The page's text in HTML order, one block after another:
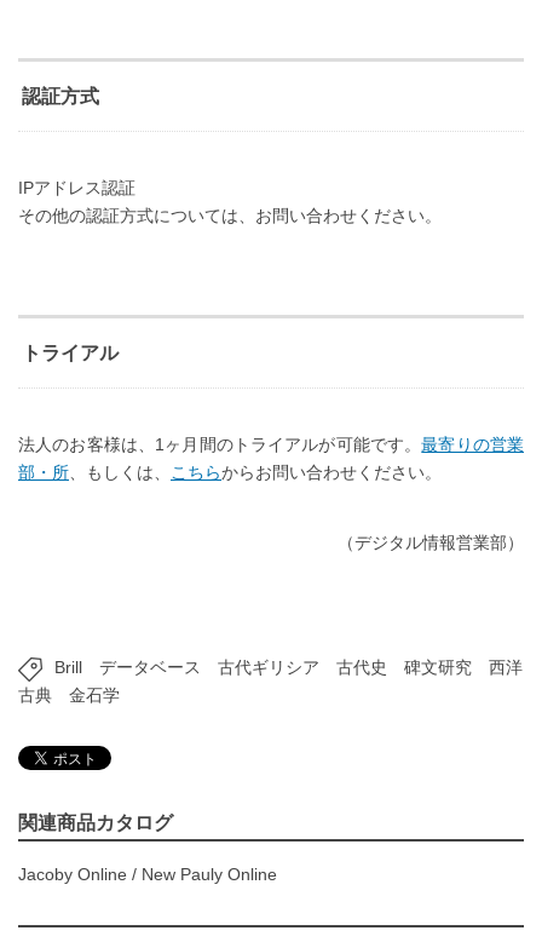
認証方式
IPアドレス認証
その他の認証方式については、お問い合わせください。
トライアル
法人のお客様は、1ヶ月間のトライアルが可能です。最寄りの営業
部・所 、もしくは、 こちらからお問い合わせください。
（デジタル情報営業部）
Brill データベース 古代ギリシア 古代史 碑文研究
西洋
古典
金石学
関連商品カタログ
Jacoby Online / New Pauly Online